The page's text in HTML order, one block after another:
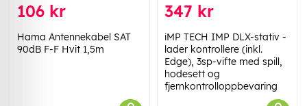
106 kr
Hama Antennekabel SAT
90dB F-F Hvit 1,5m
347 kr
iMP TECH IMP DLX-stativ -
lader kontrollere (inkl.
Edge), 3sp-vifte med spill,
hodesett og
fjernkontrolloppbevaring